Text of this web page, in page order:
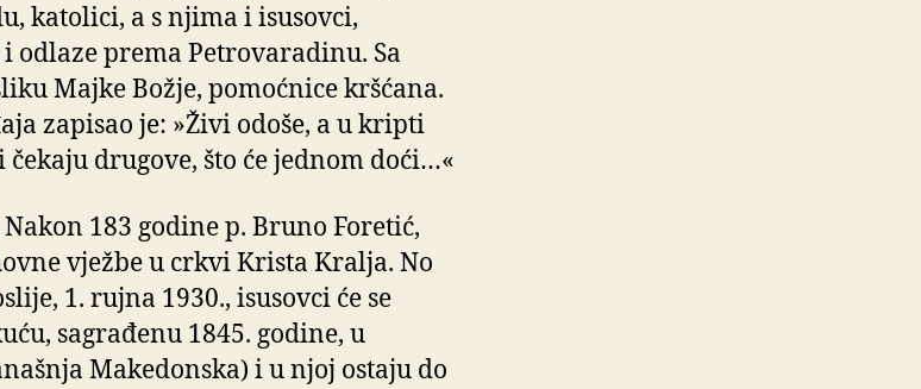
katolici, a s njima i isusovci,
odlaze prema Petrovaradinu. Sa
Majke Božje, pomoćnice kršćana.
zapisao je: »Živi odoše, a u kripti
drugove, što će jednom doći…«
183 godine p. Bruno Foretić,
vježbe u crkvi Krista Kralja. No
1. rujna 1930., isusovci će se
sagrađenu 1845. godine, u
Makedonska) i u njoj ostaju do